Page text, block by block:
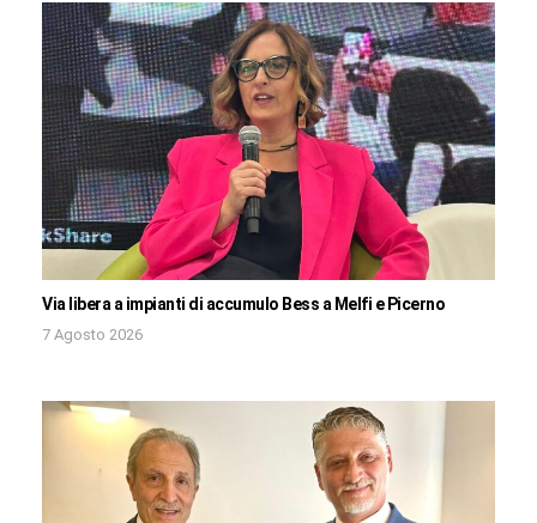
Via libera a impianti di accumulo Bess a Melfi e Picerno
7 Agosto 2026